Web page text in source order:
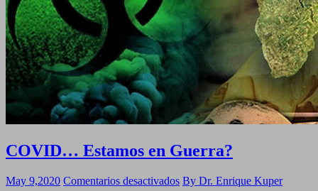
COVID… Estamos en Guerra?
May 9,2020 Comentarios desactivadosen
By Dr. Enrique Kuper